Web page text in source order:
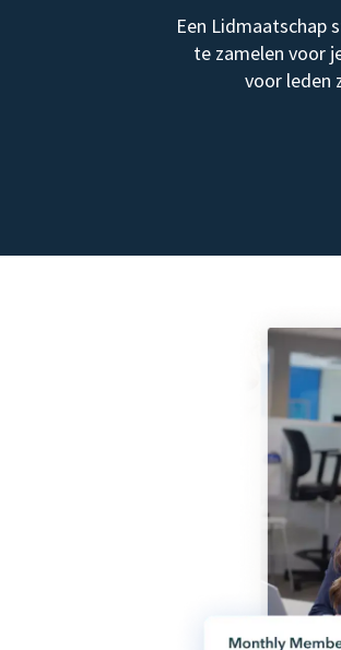
Een
te zamelen voor
voor leden